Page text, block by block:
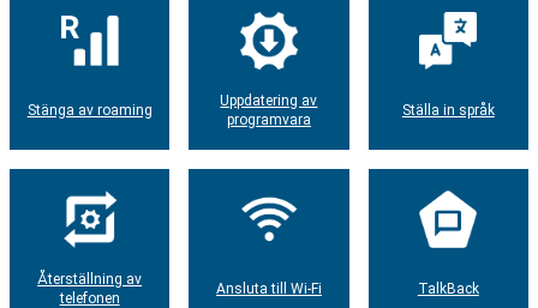
Stänga av roaming
Uppdatering av
programvara
Ställa in språk
Återställning av
telefonen
Ansluta till Wi-Fi TalkBack